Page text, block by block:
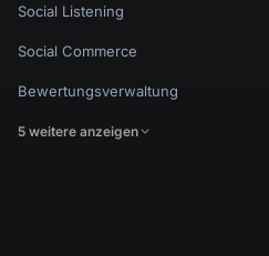
Social Listening
Social Commerce
Bewertungsverwaltung
5 weitere anzeigen